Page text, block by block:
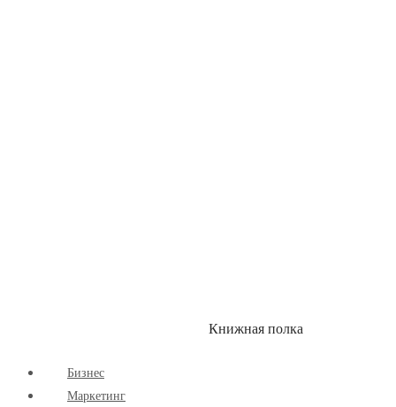
Книжная полка
Бизнес
Маркетинг